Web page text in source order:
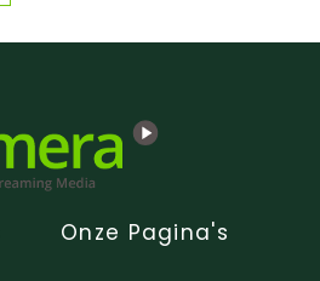
Onze Pagina's